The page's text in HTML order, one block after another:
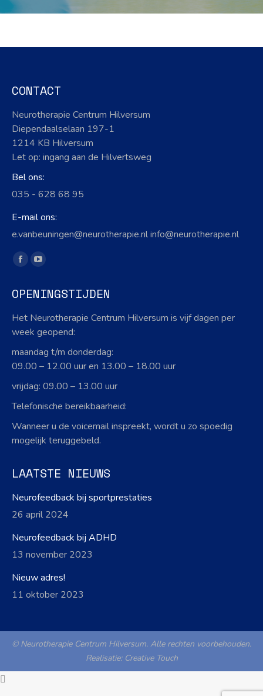
CONTACT
Neurotherapie Centrum Hilversum
Diependaalselaan 197-1
1214 KB Hilversum
Let op: ingang aan de Hilvertsweg
Bel ons:
035 - 628 68 95
E-mail ons:
e.vanbeuningen@neurotherapie.nl info@neurotherapie.nl
Vind ons op:
Facebook
opens
in
new
YouTube
opens
new
OPENINGSTIJDEN
Het Neurotherapie Centrum Hilversum is vijf dagen per
week geopend:
maandag t/m donderdag:
09.00 – 12.00 uur en 13.00 – 18.00 uur
vrijdag: 09.00 – 13.00 uur
Telefonische bereikbaarheid:
Wanneer u de voicemail inspreekt, wordt u zo spoedig
mogelijk teruggebeld.
LAATSTE NIEUWS
Neurofeedback bij sportprestaties
26 april 2024
Neurofeedback bij ADHD
13 november 2023
Nieuw adres!
11 oktober 2023
© Neurotherapie Centrum Hilversum. Alle rechten voorbehouden.
Realisatie: Creative Touch